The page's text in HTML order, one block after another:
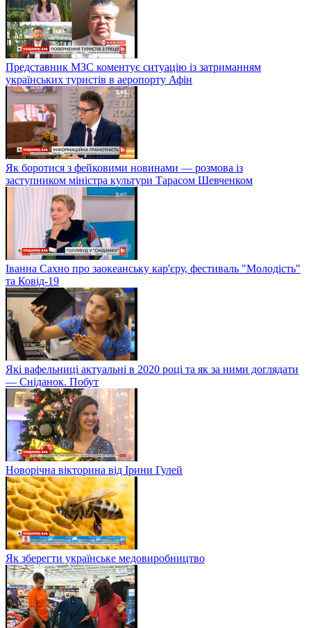
Представник МЗС коментує ситуацію із затриманням
українських туристів в аеропорту Афін
Як боротися з фейковими новинами — розмова із
заступником міністра культури Тарасом Шевченком
Іванна Сахно про заокеанську кар'єру, фестиваль "Молодість"
та Ковід-19
Які вафельниці актуальні в 2020 році та як за ними доглядати
— Сніданок. Побут
Новорічна вікторина від Ірини Гулей
Як зберегти українське медовиробництво